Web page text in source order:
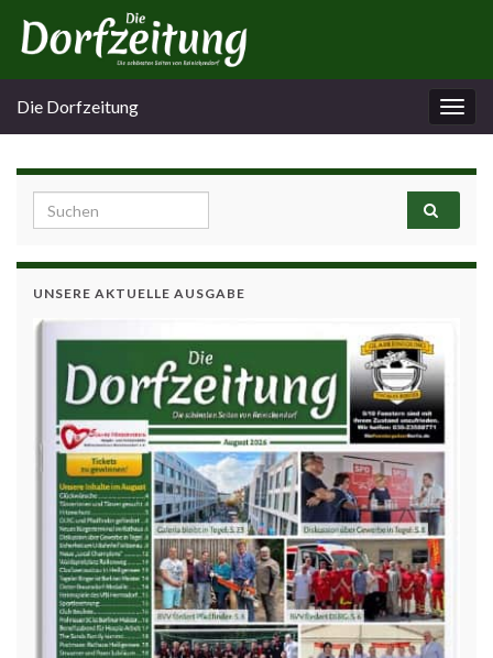
Die Dorfzeitung
Search for:
UNSERE AKTUELLE AUSGABE